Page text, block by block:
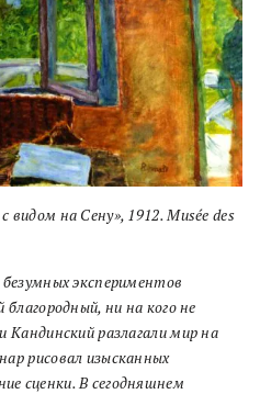
на Сену», 1912. Musée des
экспериментов
благородный, ни на кого не
Кандинский разлагали мир на
рисовал изысканных
сценки. В сегодняшнем